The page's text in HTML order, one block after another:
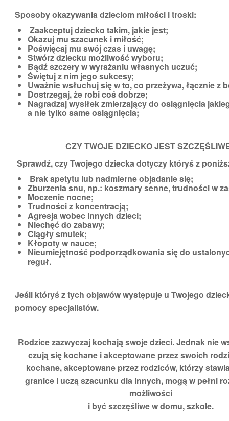
Sposoby okazywania dzieciom miłości i troski:
Zaakceptuj dziecko takim, jakie jest;
Okazuj mu szacunek i miłość;
Poświęcaj mu swój czas i uwagę;
Stwórz dziecku możliwość wyboru;
Bądź szczery w wyrażaniu własnych uczuć;
Świętuj z nim jego sukcesy;
Uważnie wsłuchuj się w to, co przeżywa, łącznie z
Dostrzegaj, że robi coś dobrze;
Nagradzaj wysiłek zmierzający do osiągnięcia
a nie tylko same osiągnięcia;
CZY TWOJE DZIECKO JEST
Sprawdź, czy Twojego dziecka dotyczy któryś z
Brak apetytu lub nadmierne objadanie się;
Zburzenia snu, np.: koszmary senne, trudności w
Moczenie nocne;
Trudności z koncentracją;
Agresja wobec innych dzieci;
Niechęć do zabawy;
Ciągły smutek;
Kłopoty w nauce;
Nieumiejętność podporządkowania się do
reguł.
Jeśli któryś z tych objawów występuje u Twojego
pomocy specjalistów.
Rodzice zazwyczaj kochają swoje dzieci. Jednak nie
czują się kochane i akceptowane przez swoich
kochane, akceptowane przez rodziców, którzy
granice i uczą szacunku dla innych, mogą w pełni
możliwości
i być szczęśliwe w domu, szkole.